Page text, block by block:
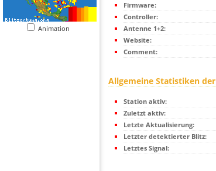
Animation
Firmware:
Controller:
Antenne 1+2:
Website:
Comment:
Allgemeine Statistiken
Station aktiv:
Zuletzt aktiv:
Letzte Aktualisierung:
Letzter detektierter Blitz:
Letztes Signal: